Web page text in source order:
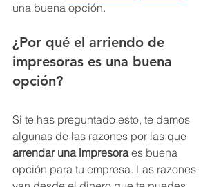
una buena opción.
¿Por qué el arriendo de
impresoras es una buena
opción?
Si te has preguntado esto, te damos
algunas de las razones por las que
arrendar una impresora es buena
opción para tu empresa. Las razones